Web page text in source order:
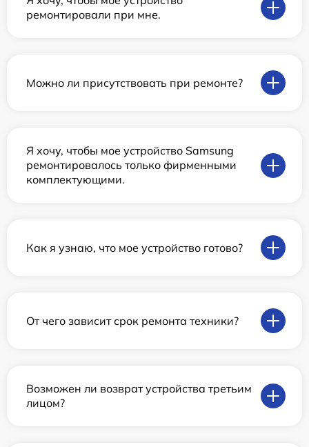
ремонтировали при мне.
Можно ли присутствовать при ремонте?
Я хочу, чтобы мое устройство Samsung
ремонтировалось только фирменными
комплектующими.
Как я узнаю, что мое устройство готово?
От чего зависит срок ремонта техники?
Возможен ли возврат устройства третьим
лицом?